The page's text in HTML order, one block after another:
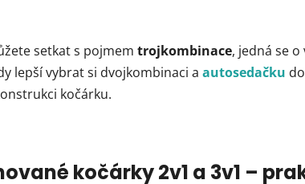
setkat s pojmem trojkombinace, jedná se
lepší vybrat si dvojkombinaci a autosedačku
kočárku.
kočárky 2v1 a 3v1 –